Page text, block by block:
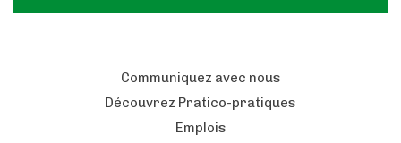
Communiquez avec nous
Découvrez Pratico-pratiques
Emplois